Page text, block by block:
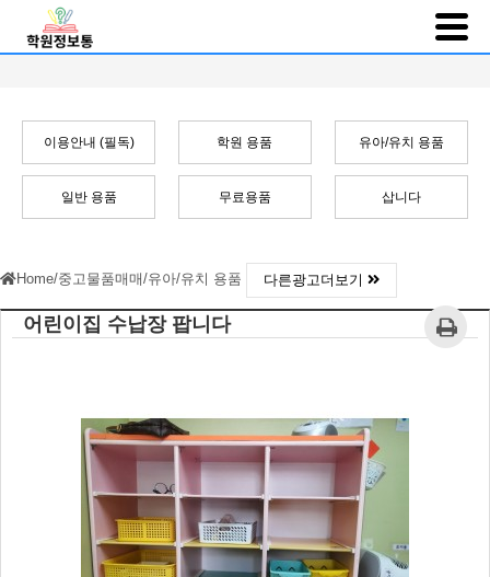
이용안내 (필독) 학원 용품 유아/유치 용품
일반 용품 무료용품 삽니다
Home/중고물품매매/유아/유치 용품 다른광고더보기
어린이집 수납장 팝니다